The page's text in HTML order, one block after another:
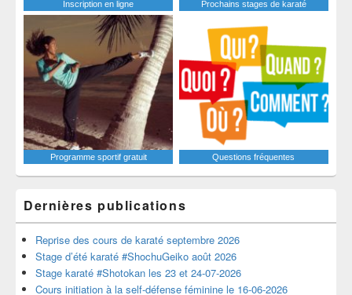
Inscription en ligne Prochains stages de karaté
Programme sportif gratuit Questions fréquentes
Dernières publications
Reprise des cours de karaté septembre 2026
Stage d’été karaté #ShochuGeiko août 2026
Stage karaté #Shotokan les 23 et 24-07-2026
Cours initiation à la self-défense féminine le 16-06-2026